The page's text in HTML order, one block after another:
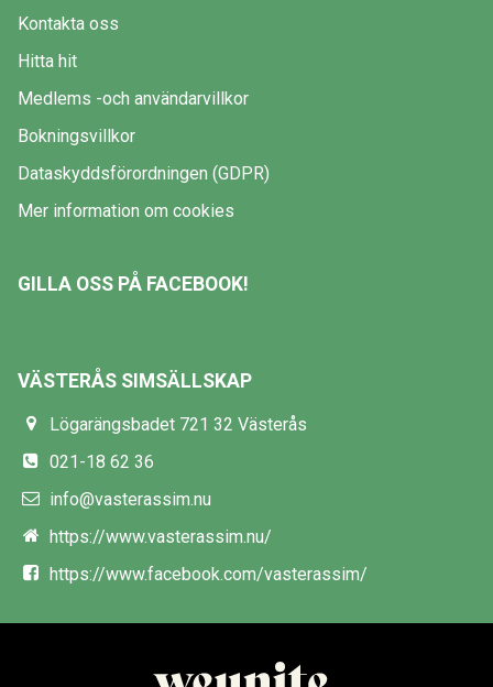
Kontakta oss
Hitta hit
Medlems -och användarvillkor
Bokningsvillkor
Dataskyddsförordningen (GDPR)
Mer information om cookies
GILLA OSS PÅ FACEBOOK!
VÄSTERÅS SIMSÄLLSKAP
Lögarängsbadet 721 32 Västerås
021-18 62 36
info@vasterassim.nu
https://www.vasterassim.nu/
https://www.facebook.com/vasterassim/